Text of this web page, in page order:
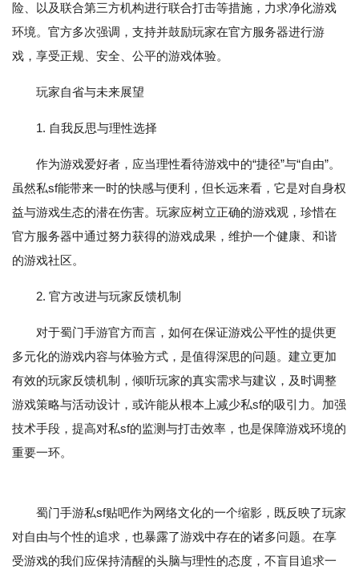
险、以及联合第三方机构进行联合打击等措施，力求净化游戏
环境。官方多次强调，支持并鼓励玩家在官方服务器进行游
戏，享受正规、安全、公平的游戏体验。
玩家自省与未来展望
1. 自我反思与理性选择
作为游戏爱好者，应当理性看待游戏中的“捷径”与“自由”。
虽然私sf能带来一时的快感与便利，但长远来看，它是对自身权
益与游戏生态的潜在伤害。玩家应树立正确的游戏观，珍惜在
官方服务器中通过努力获得的游戏成果，维护一个健康、和谐
的游戏社区。
2. 官方改进与玩家反馈机制
对于蜀门手游官方而言，如何在保证游戏公平性的提供更
多元化的游戏内容与体验方式，是值得深思的问题。建立更加
有效的玩家反馈机制，倾听玩家的真实需求与建议，及时调整
游戏策略与活动设计，或许能从根本上减少私sf的吸引力。加强
技术手段，提高对私sf的监测与打击效率，也是保障游戏环境的
重要一环。
蜀门手游私sf贴吧作为网络文化的一个缩影，既反映了玩家
对自由与个性的追求，也暴露了游戏中存在的诸多问题。在享
受游戏的我们应保持清醒的头脑与理性的态度，不盲目追求一